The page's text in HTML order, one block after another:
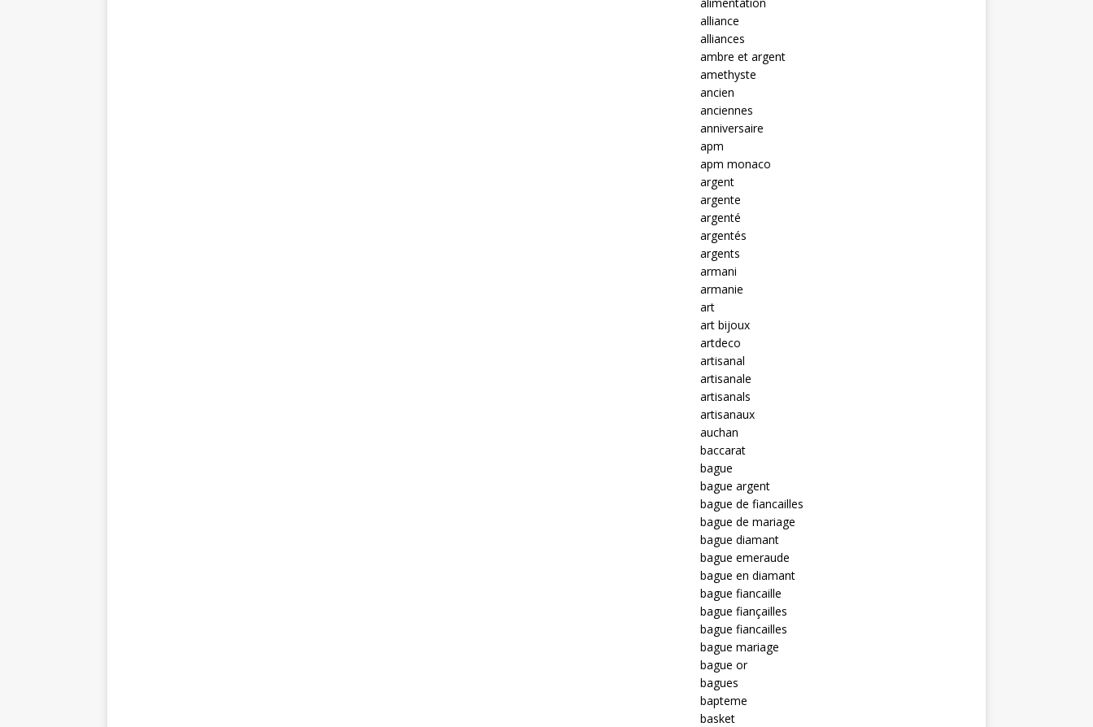
alliance
alliances
ambre et argent
amethyste
ancien
anciennes
anniversaire
apm
apm monaco
argent
argente
argenté
argentés
argents
armani
armanie
art
art bijoux
artdeco
artisanal
artisanale
artisanals
artisanaux
auchan
baccarat
bague
bague argent
bague de fiancailles
bague de mariage
bague diamant
bague emeraude
bague en diamant
bague fiancaille
bague fiançailles
bague fiancailles
bague mariage
bague or
bagues
bapteme
basket